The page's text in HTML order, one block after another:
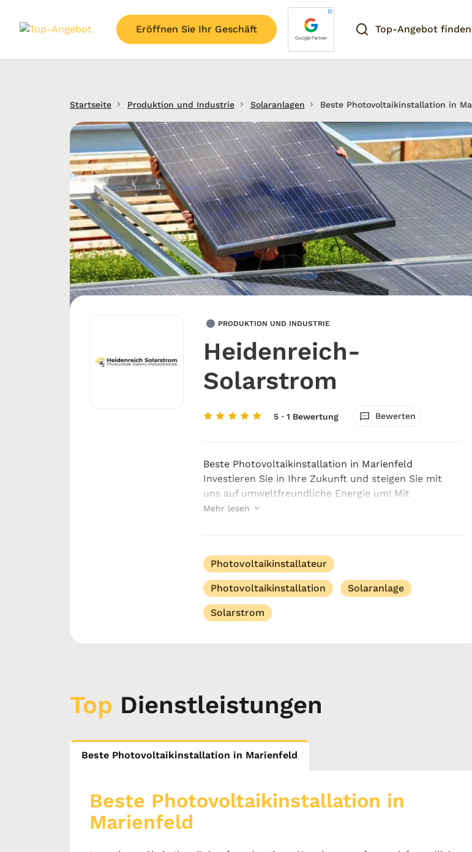
Eröffnen Sie Ihr Geschäft Top-Angebot finden
Startseite Produktion und Industrie Solaranlagen Beste Photovoltaikinstallation in Marienfeld
PRODUKTION UND INDUSTRIE
Heidenreich-
Solarstrom
5 · 1 Bewertung Bewerten
Beste Photovoltaikinstallation in Marienfeld
Investieren Sie in Ihre Zukunft und steigen Sie mit
uns auf umweltfreundliche Energie um! Mit
Heidenreich Solarstrom als der besten
Mehr lesen
Photovoltaikinstallateur
Photovoltaikinstallation Solaranlage
Solarstrom
Top Dienstleistungen
Beste Photovoltaikinstallation in Marienfeld
Beste Photovoltaikinstallation in
Marienfeld